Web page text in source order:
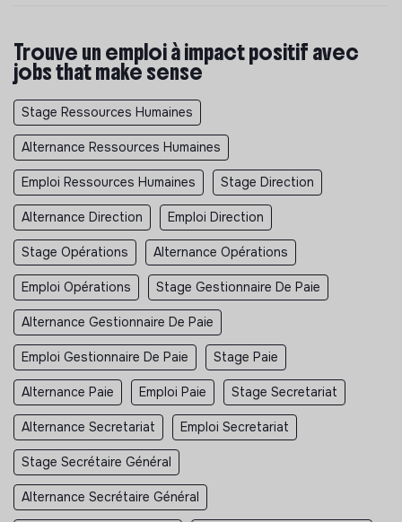
Trouve un emploi à impact positif avec
jobs that make sense
Stage Ressources Humaines
Alternance Ressources Humaines
Emploi Ressources Humaines Stage Direction
Alternance Direction Emploi Direction
Stage Opérations Alternance Opérations
Emploi Opérations Stage Gestionnaire De Paie
Alternance Gestionnaire De Paie
Emploi Gestionnaire De Paie Stage Paie
Alternance Paie Emploi Paie Stage Secretariat
Alternance Secretariat Emploi Secretariat
Stage Secrétaire Général
Alternance Secrétaire Général